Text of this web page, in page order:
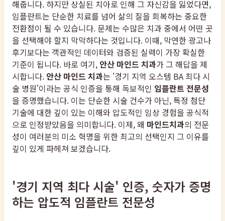
해줍니다. 하지만 상실된 치아로 인해 그 자신감을 잃었다면,
임플란트는 단순한 치료를 넘어 삶의 질을 회복하는 중요한
전환점이 될 수 있습니다. 문제는 수많은 치과 중에서 어떤 곳
을 선택해야 할지 막막하다는 것입니다. 이때, 막연한 광고나
후기보다는 객관적인 데이터와 검증된 실력이 가장 확실한
기준이 됩니다. 바로 여기, 안산 마인드 치과가 그 해답을 제
시합니다. 안산 마인드 치과는 '경기 지역 오스템 BA 최다 시
술 병원'이라는 공식 인증을 통해 독보적인 임플란트 전문성
을 증명했습니다. 이는 단순한 시술 건수가 아닌, 특정 첨단
기술에 대한 깊이 있는 이해와 압도적인 임상 경험을 공식적
으로 인정받았음을 의미합니다. 이제, 왜 마인드치과의 전문
성이 여러분의 미소 혁명을 위한 최고의 선택인지 그 이유를
깊이 있게 파헤쳐 보겠습니다.
'경기 지역 최다 시술' 인증, 숫자가 증명
하는 압도적 임플란트 전문성